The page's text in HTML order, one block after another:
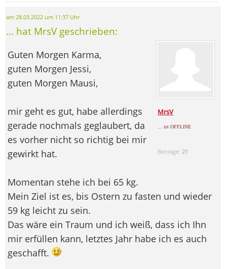
am 28.03.2022 um 11:37 Uhr
... hat MrsV geschrieben:
MrsV
... ist OFFLINE
Beiträge:21
Guten Morgen Karma,
guten Morgen Jessi,
guten Morgen Mausi,
mir geht es gut, habe allerdings
gerade nochmals geglaubert, da
es vorher nicht so richtig bei mir
gewirkt hat.
Momentan stehe ich bei 65 kg.
Mein Ziel ist es, bis Ostern zu fasten und wieder
59 kg leicht zu sein.
Das wäre ein Traum und ich weiß, dass ich Ihn
mir erfüllen kann, letztes Jahr habe ich es auch
geschafft.